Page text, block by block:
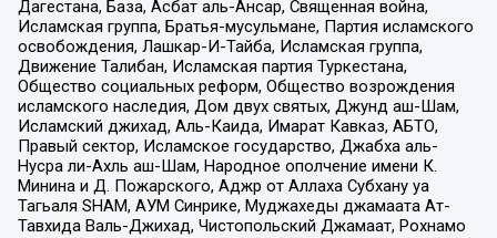
Дагестана, База, Асбат аль-Ансар, Священная война,
Исламская группа, Братья-мусульмане, Партия исламского
освобождения, Лашкар-И-Тайба, Исламская группа,
Движение Талибан, Исламская партия Туркестана,
Общество социальных реформ, Общество возрождения
исламского наследия, Дом двух святых, Джунд аш-Шам,
Исламский джихад, Аль-Каида, Имарат Кавказ, АБТО,
Правый сектор, Исламское государство, Джабха аль-
Нусра ли-Ахль аш-Шам, Народное ополчение имени К.
Минина и Д. Пожарского, Аджр от Аллаха Субхану уа
Тагьаля SHAM, АУМ Синрике, Муджахеды джамаата Ат-
Тавхида Валь-Джихад, Чистопольский Джамаат, Рохнамо